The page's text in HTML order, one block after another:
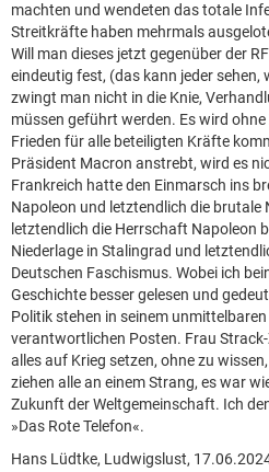
machten und wendeten das totale
Streitkräfte haben mehrmals
Will man dieses jetzt gegenüber der
eindeutig fest, (das kann jeder sehen,
zwingt man nicht in die Knie,
müssen geführt werden. Es wird
Frieden für alle beteiligten Kräfte
Präsident Macron anstrebt, wird es
Frankreich hatte den Einmarsch ins
Napoleon und letztendlich die brutale
letztendlich die Herrschaft Napoleon
Niederlage in Stalingrad und
Deutschen Faschismus. Wobei ich
Geschichte besser gelesen und
Politik stehen in seinem
verantwortlichen Posten. Frau
alles auf Krieg setzen, ohne zu
ziehen alle an einem Strang, es war
Zukunft der Weltgemeinschaft. Ich
»Das Rote Telefon«.
Hans Lüdtke, Ludwigslust,